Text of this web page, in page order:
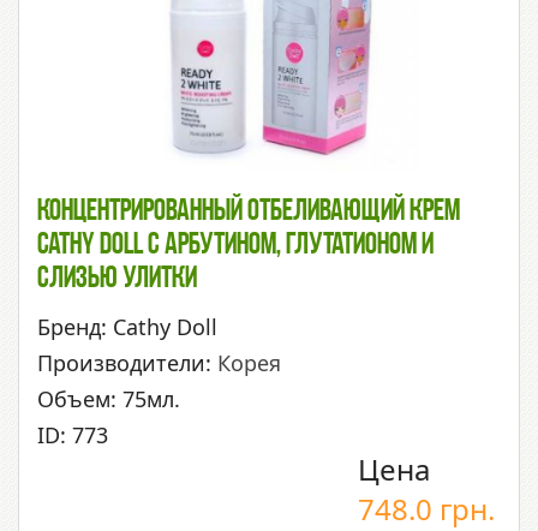
Концентрированный Отбеливающий Крем
Cathy Doll С Арбутином, Глутатионом И
Слизью Улитки
Бренд: Cathy Doll
Производители: Корея
Объем: 75мл.
ID: 773
Цена
748.0 грн.